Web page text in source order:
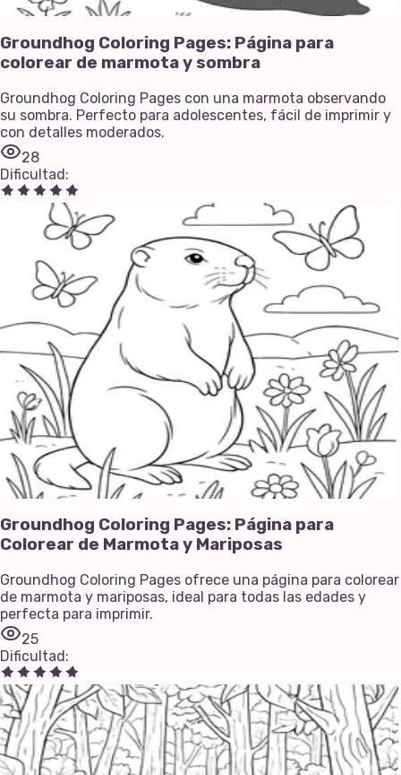
Groundhog Coloring Pages: Página para
colorear de marmota y sombra
Groundhog Coloring Pages con una marmota observando
su sombra. Perfecto para adolescentes, fácil de imprimir y
con detalles moderados.
28
Dificultad:
Groundhog Coloring Pages: Página para
Colorear de Marmota y Mariposas
Groundhog Coloring Pages ofrece una página para colorear
de marmota y mariposas, ideal para todas las edades y
perfecta para imprimir.
25
Dificultad: